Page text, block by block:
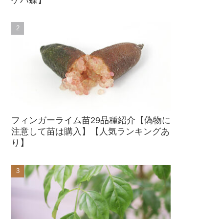
フィンガーライム苗29品種紹介【偽物に
注意して苗は購入】【人気ランキングあ
り】